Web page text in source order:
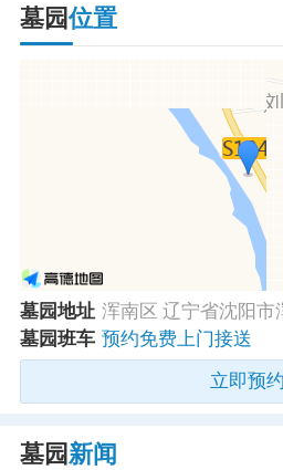
墓园位置
墓园地址 浑南区 辽宁省沈阳市
墓园班车 预约免费上门接送
立即预约
墓园新闻